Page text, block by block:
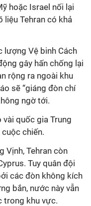
hoặc Israel nối lại
liệu Tehran có khả
lượng Vệ binh Cách
gây hấn chống lại
rộng ra ngoài khu
sẽ “giáng đòn chí
ngờ tới.
quốc gia Trung
chiến.
Vịnh, Tehran còn
Tuy quân đội
các đòn không kích
bắn, nước này vẫn
trong khu vực.